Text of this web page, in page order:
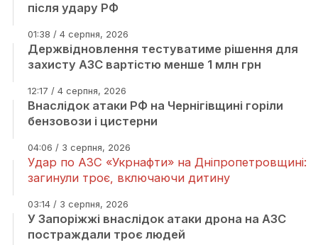
після удару РФ
01:38 / 4 серпня, 2026
Держвідновлення тестуватиме рішення для
захисту АЗС вартістю менше 1 млн грн
12:17 / 4 серпня, 2026
Внаслідок атаки РФ на Чернігівщині горіли
бензовози і цистерни
04:06 / 3 серпня, 2026
Удар по АЗС «Укрнафти» на Дніпропетровщині:
загинули троє, включаючи дитину
03:14 / 3 серпня, 2026
У Запоріжжі внаслідок атаки дрона на АЗС
постраждали троє людей